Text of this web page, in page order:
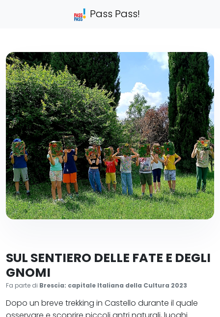
Pass Pass!
SUL SENTIERO DELLE FATE E DEGLI
GNOMI
Fa parte di Brescia: capitale Italiana della Cultura 2023
Dopo un breve trekking in Castello durante il quale